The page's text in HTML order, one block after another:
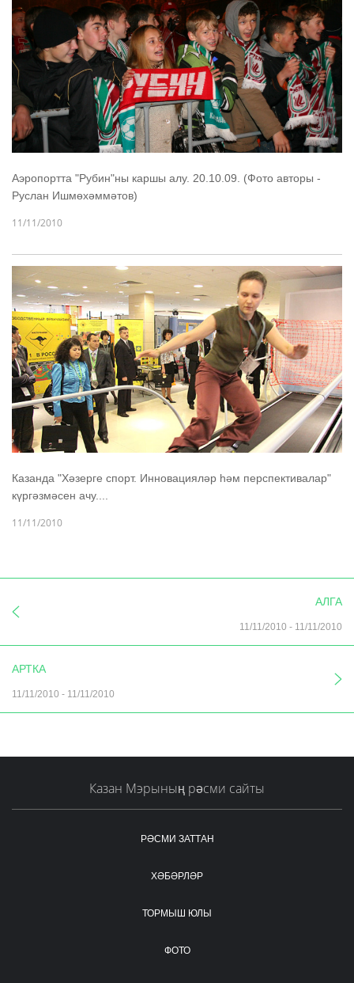
Аэропортта "Рубин"ны каршы алу. 20.10.09. (Фото авторы -
Руслан Ишмөхәммәтов)
11/11/2010
Казанда "Хәзерге спорт. Инновацияләр һәм перспективалар"
күргәзмәсен ачу....
11/11/2010
АЛГА
11/11/2010 - 11/11/2010
АРТКА
11/11/2010 - 11/11/2010
Казан Мэрының рәсми сайты
РӘСМИ ЗАТТАН
ХӘБӘРЛӘР
ТОРМЫШ ЮЛЫ
ФОТО